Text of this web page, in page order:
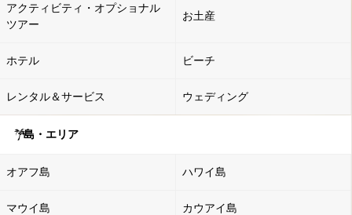
アクティビティ・オプショナル
ツアー
お土産
ホテル ビーチ
レンタル＆サービス ウェディング
島・エリア
オアフ島 ハワイ島
マウイ島 カウアイ島